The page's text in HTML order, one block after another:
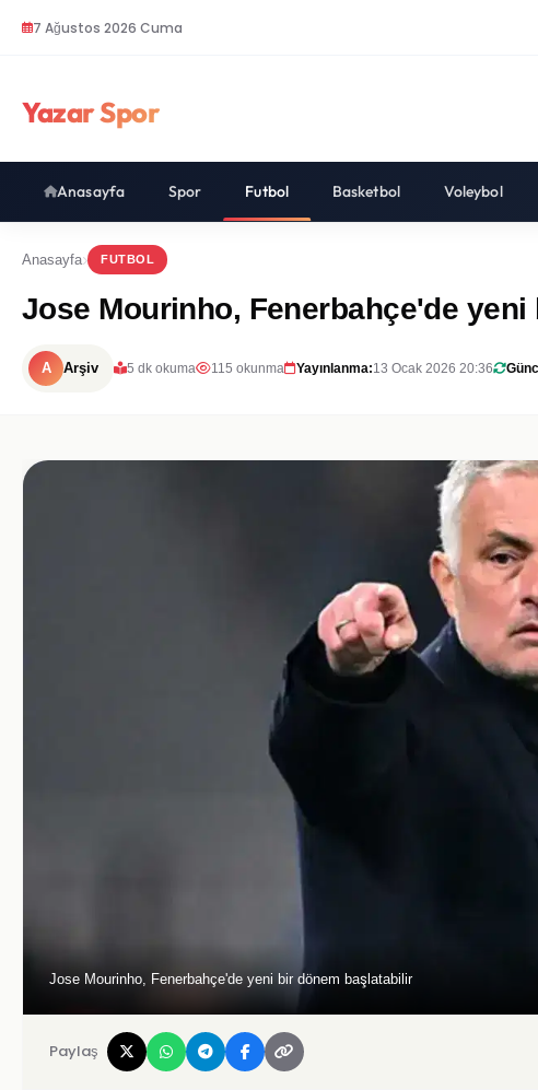
7 Ağustos 2026 Cuma
Yazar Spor
Anasayfa Spor Futbol Basketbol Voleybol
Anasayfa FUTBOL
Jose Mourinho, Fenerbahçe'de
A Arşiv 5 dk okuma 115 okunma Yayınlanma:13 Ocak 2026 20:36
Jose Mourinho, Fenerbahçe'de yeni bir dönem başlatabilir
Paylaş